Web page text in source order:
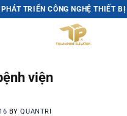
TRIỂN CÔNG NGHỆ THIẾT
viện
BYQUANTRI